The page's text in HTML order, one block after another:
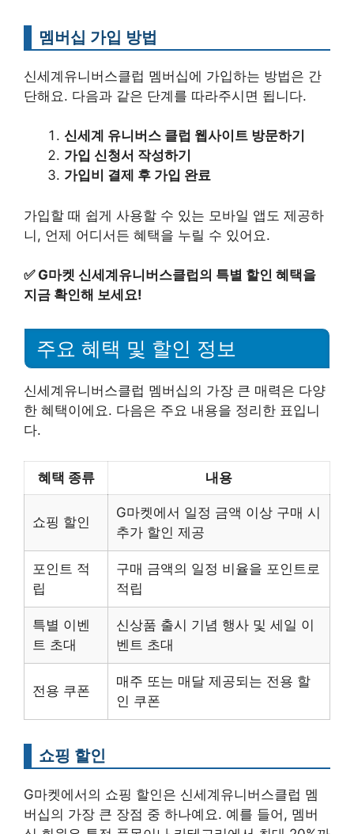
멤버십 가입 방법
신세계유니버스클럽 멤버십에 가입하는 방법은 간
단해요. 다음과 같은 단계를 따라주시면 됩니다.
신세계 유니버스 클럽 웹사이트 방문하기
가입 신청서 작성하기
가입비 결제 후 가입 완료
가입할 때 쉽게 사용할 수 있는 모바일 앱도 제공하
니, 언제 어디서든 혜택을 누릴 수 있어요.
✅ G마켓 신세계유니버스클럽의 특별 할인 혜택을
지금 확인해 보세요!
주요 혜택 및 할인 정보
신세계유니버스클럽 멤버십의 가장 큰 매력은 다양
한 혜택이에요. 다음은 주요 내용을 정리한 표입니
다.
혜택 종류 내용
쇼핑 할인
G마켓에서 일정 금액 이상 구매 시
추가 할인 제공
포인트 적
립
구매 금액의 일정 비율을 포인트로
적립
특별 이벤
트 초대
신상품 출시 기념 행사 및 세일 이
벤트 초대
전용 쿠폰
매주 또는 매달 제공되는 전용 할
인 쿠폰
쇼핑 할인
G마켓에서의 쇼핑 할인은 신세계유니버스클럽 멤
버십의 가장 큰 장점 중 하나예요. 예를 들어, 멤버